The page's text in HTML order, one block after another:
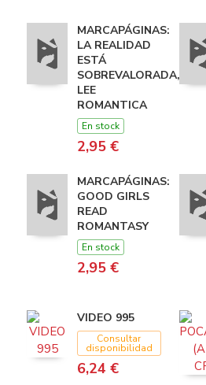
MARCAPÁGINAS:
LA REALIDAD
ESTÁ
SOBREVALORADA,
LEE
ROMANTICA
En stock
2,95 €
MARCAPÁGINAS:
GOOD GIRLS
READ
ROMANTASY
En stock
2,95 €
VIDEO 995
Consultar
disponibilidad
6,24 €